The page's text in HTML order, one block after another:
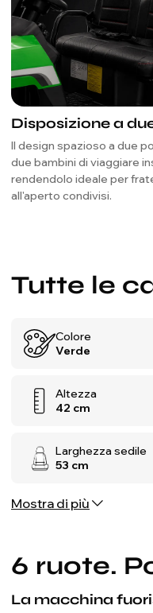
Disposizione a
Il design spazioso a due
due bambini di viaggiare
rendendolo ideale per
all'aperto condivisi.
Tutte le
Colore
Verde
Altezza
42 cm
Larghezza sedile
53 cm
Mostra di più
6 ruote.
La macchina